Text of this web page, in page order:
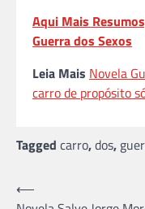
Aqui Mais
Guerra dos Sexos
Leia Mais Novela
carro de propósito
Tagged carro,dos,
Navegação
⟵